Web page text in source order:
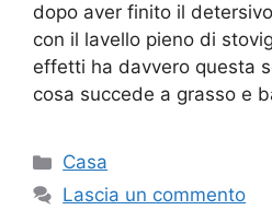
dopo aver finito il
con il lavello pieno di
effetti ha davvero questa
cosa succede a grasso e
Categorie
Casa
Lascia un commento